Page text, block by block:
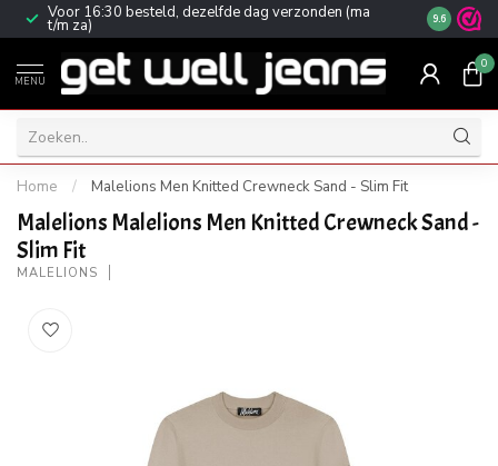
Voor 16:30 besteld, dezelfde dag verzonden (ma
t/m za) Gratis
9.6
MENU
0
Home / Malelions Men Knitted Crewneck Sand - Slim Fit
Malelions Malelions Men Knitted Crewneck Sand -
Slim Fit
MALELIONS